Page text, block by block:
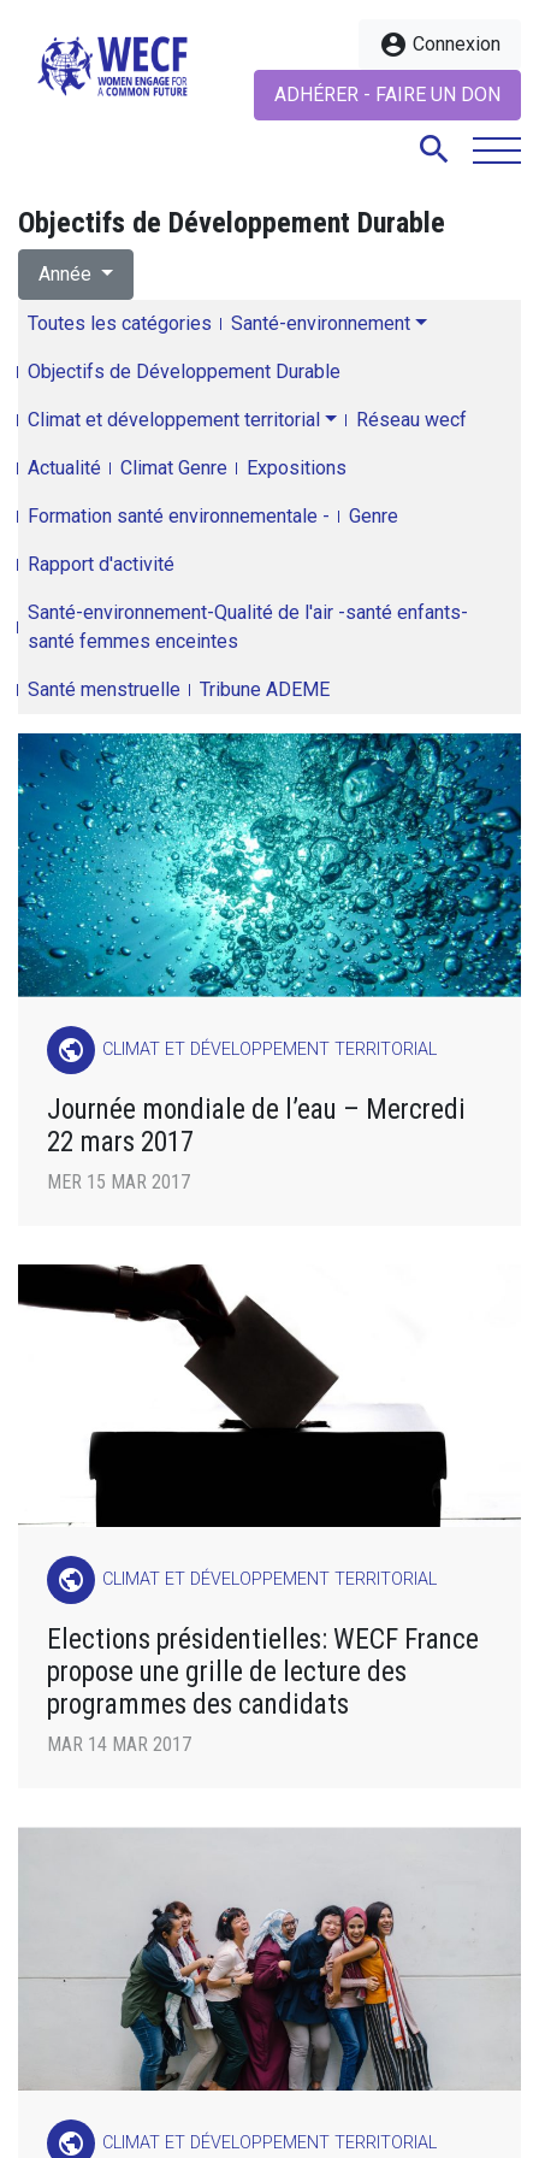
account_circle Connexion
ADHÉRER - FAIRE UN DON
search
Objectifs de Développement Durable
Année
Toutes les catégories Santé-environnement
Objectifs de Développement Durable
Climat et développement territorial Réseau wecf
Actualité Climat Genre Expositions
Formation santé environnementale - Genre
Rapport d'activité
Santé-environnement-Qualité de l'air -santé enfants-
santé femmes enceintes
Santé menstruelle Tribune ADEME
public CLIMAT ET DÉVELOPPEMENT TERRITORIAL
Journée mondiale de l’eau – Mercredi
22 mars 2017
MER 15 MAR 2017
public CLIMAT ET DÉVELOPPEMENT TERRITORIAL
Elections présidentielles: WECF France
propose une grille de lecture des
programmes des candidats
MAR 14 MAR 2017
public CLIMAT ET DÉVELOPPEMENT TERRITORIAL